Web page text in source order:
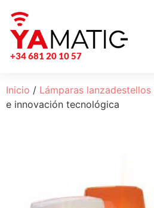
+34 681 20 10 57
Inicio / Lámparas lanzadestellos
e innovación tecnológica